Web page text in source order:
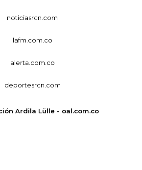
noticiasrcn.com
lafm.com.co
alerta.com.co
deportesrcn.com
Ardila Lülle - oal.com.co